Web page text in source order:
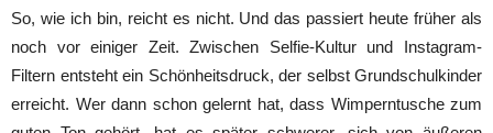
So, wie ich bin, reicht es nicht. Und das passiert heute früher als
noch vor einiger Zeit. Zwischen Selfie-Kultur und Instagram-
Filtern entsteht ein Schönheitsdruck, der selbst Grundschulkinder
erreicht. Wer dann schon gelernt hat, dass Wimperntusche zum